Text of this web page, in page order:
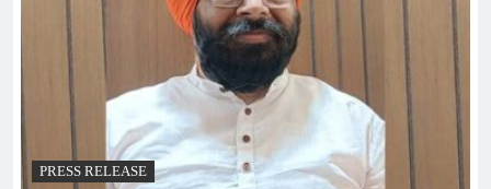
PRESS RELEASE